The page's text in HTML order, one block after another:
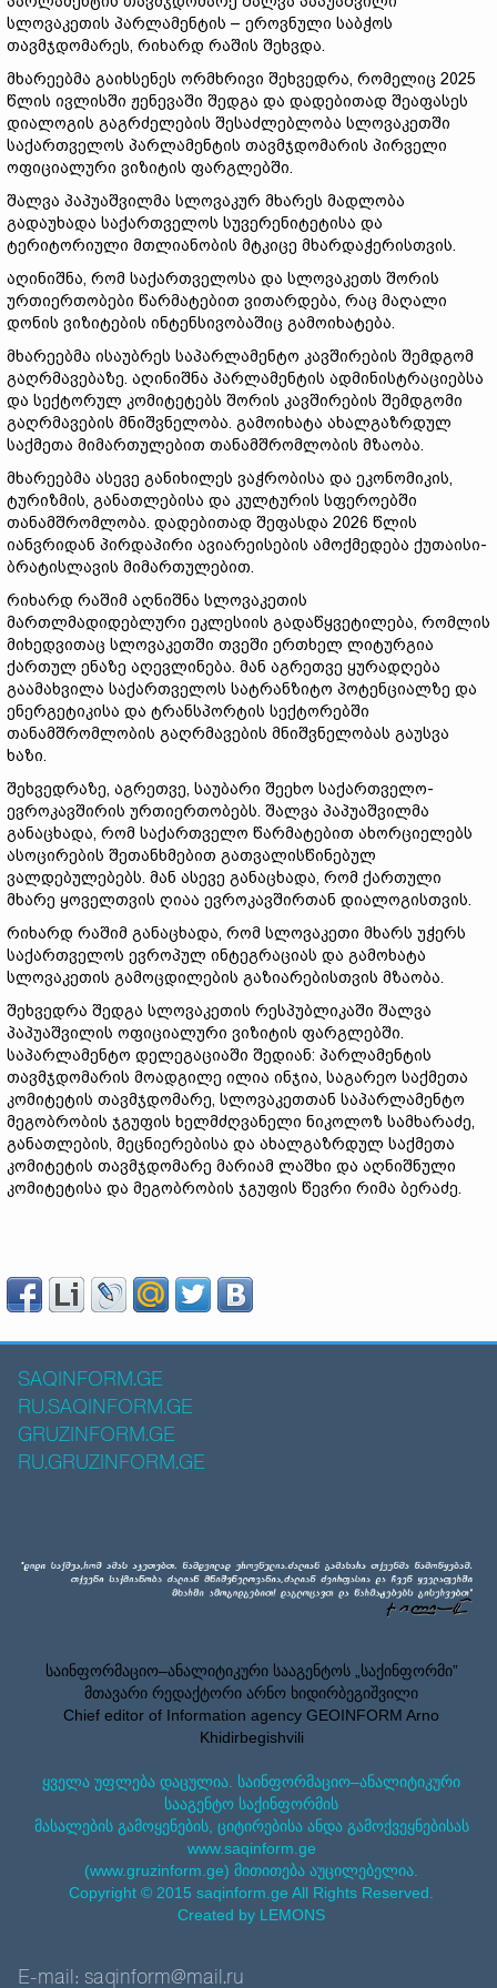
სლოვაკეთის პარლამენტის – ეროვნული საბჭოს
თავმჯდომარეს, რიხარდ რაშის შეხვდა.
მხარეებმა გაიხსენეს ორმხრივი შეხვედრა, რომელიც 2025
წლის ივლისში ჟენევაში შედგა და დადებითად შეაფასეს
დიალოგის გაგრძელების შესაძლებლობა სლოვაკეთში
საქართველოს პარლამენტის თავმჯდომარის პირველი
ოფიციალური ვიზიტის ფარგლებში.
შალვა პაპუაშვილმა სლოვაკურ მხარეს მადლობა
გადაუხადა საქართველოს სუვერენიტეტისა და
ტერიტორიული მთლიანობის მტკიცე მხარდაჭერისთვის.
აღინიშნა, რომ საქართველოსა და სლოვაკეთს შორის
ურთიერთობები წარმატებით ვითარდება, რაც მაღალი
დონის ვიზიტების ინტენსივობაშიც გამოიხატება.
მხარეებმა ისაუბრეს საპარლამენტო კავშირების შემდგომ
გაღრმავებაზე. აღინიშნა პარლამენტის ადმინისტრაციებსა
და სექტორულ კომიტეტებს შორის კავშირების შემდგომი
გაღრმავების მნიშვნელობა. გამოიხატა ახალგაზრდულ
საქმეთა მიმართულებით თანამშრომლობის მზაობა.
მხარეებმა ასევე განიხილეს ვაჭრობისა და ეკონომიკის,
ტურიზმის, განათლებისა და კულტურის სფეროებში
თანამშრომლობა. დადებითად შეფასდა 2026 წლის
იანვრიდან პირდაპირი ავიარეისების ამოქმედება ქუთაისი-
ბრატისლავის მიმართულებით.
რიხარდ რაშიმ აღნიშნა სლოვაკეთის
მართლმადიდებლური ეკლესიის გადაწყვეტილება, რომლის
მიხედვითაც სლოვაკეთში თვეში ერთხელ ლიტურგია
ქართულ ენაზე აღევლინება. მან აგრეთვე ყურადღება
გაამახვილა საქართველოს სატრანზიტო პოტენციალზე და
ენერგეტიკისა და ტრანსპორტის სექტორებში
თანამშრომლობის გაღრმავების მნიშვნელობას გაუსვა
ხაზი.
შეხვედრაზე, აგრეთვე, საუბარი შეეხო საქართველო-
ევროკავშირის ურთიერთობებს. შალვა პაპუაშვილმა
განაცხადა, რომ საქართველო წარმატებით ახორციელებს
ასოცირების შეთანხმებით გათვალისწინებულ
ვალდებულებებს. მან ასევე განაცხადა, რომ ქართული
მხარე ყოველთვის ღიაა ევროკავშირთან დიალოგისთვის.
რიხარდ რაშიმ განაცხადა, რომ სლოვაკეთი მხარს უჭერს
საქართველოს ევროპულ ინტეგრაციას და გამოხატა
სლოვაკეთის გამოცდილების გაზიარებისთვის მზაობა.
შეხვედრა შედგა სლოვაკეთის რესპუბლიკაში შალვა
პაპუაშვილის ოფიციალური ვიზიტის ფარგლებში.
საპარლამენტო დელეგაციაში შედიან: პარლამენტის
თავმჯდომარის მოადგილე ილია ინჯია, საგარეო საქმეთა
კომიტეტის თავმჯდომარე, სლოვაკეთთან საპარლამენტო
მეგობრობის ჯგუფის ხელმძღვანელი ნიკოლოზ სამხარაძე,
განათლების, მეცნიერებისა და ახალგაზრდულ საქმეთა
კომიტეტის თავმჯდომარე მარიამ ლაშხი და აღნიშნული
კომიტეტისა და მეგობრობის ჯგუფის წევრი რიმა ბერაძე.
SAQINFORM.GE
RU.SAQINFORM.GE
GRUZINFORM.GE
RU.GRUZINFORM.GE
საინფორმაციო–ანალიტიკური სააგენტოს „საქინფორმი”
მთავარი რედაქტორი არნო ხიდირბეგიშვილი
Chief editor of Information agency GEOINFORM Arno
Khidirbegishvili
ყველა უფლება დაცულია. საინფორმაციო–ანალიტიკური
სააგენტო საქინფორმის
მასალების გამოყენების, ციტირებისა ანდა გამოქვეყნებისას
www.saqinform.ge
(www.gruzinform.ge) მითითება აუცილებელია.
Copyright © 2015 saqinform.ge All Rights Reserved.
Created by LEMONS
E-mail: saqinform@mail.ru